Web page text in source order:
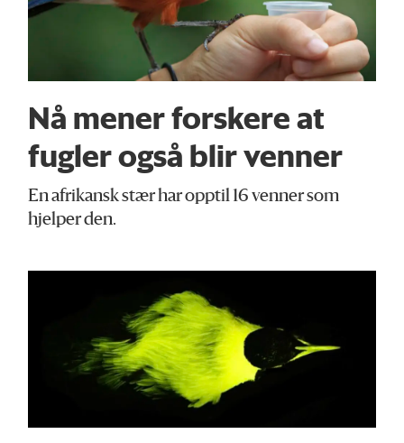
Nå mener forskere at
fugler også blir venner
En afrikansk stær har opptil 16 venner som
hjelper den.